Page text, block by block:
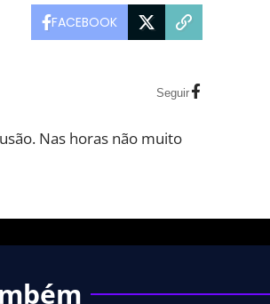
FACEBOOK
Seguir
Nas horas não muito